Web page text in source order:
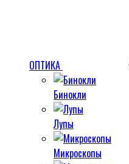
ОПТИКА
Бинокли
Лупы
Микроскопы